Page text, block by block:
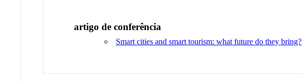
artigo de conferência
Smart cities and smart tourism: what future do they bring?